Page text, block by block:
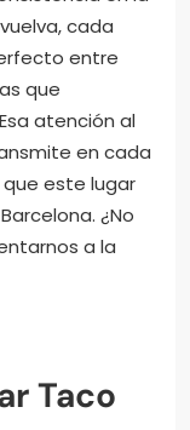
fue tan
si estuviera
un
y calidez
hace que Taco
regresar.
en la
cada
entre
en cada
este lugar